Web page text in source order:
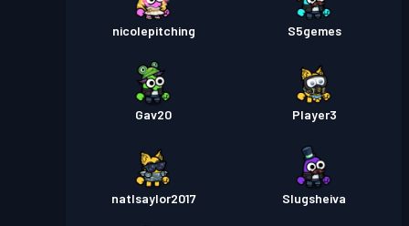
nicolepitching S5gemes
Gav20 Player3
natlsaylor2017 Slugsheiva